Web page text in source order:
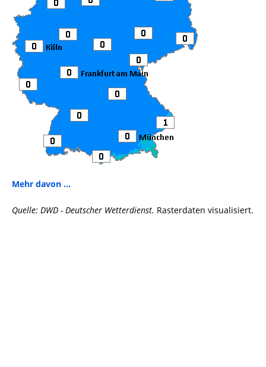
Mehr davon ...
Quelle: DWD - Deutscher Wetterdienst. Rasterdaten visualisiert.